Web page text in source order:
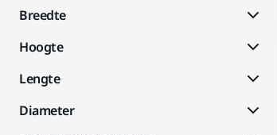
Breedte
Hoogte
Lengte
Diameter